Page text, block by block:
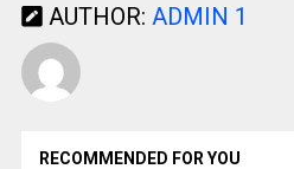
AUTHOR: ADMIN 1
RECOMMENDED FOR YOU